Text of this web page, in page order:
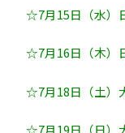
☆7月15日（水）
☆7月16日（木）
☆7月18日（土）
☆7月19日（日）